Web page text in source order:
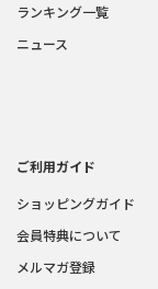
ランキング一覧
ニュース
ご利用ガイド
ショッピングガイド
会員特典について
メルマガ登録